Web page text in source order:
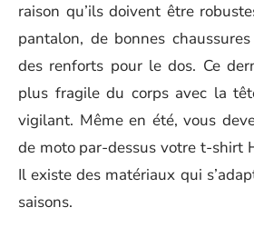
raison qu’ils doivent être
pantalon, de bonnes
des renforts pour le dos. Ce
plus fragile du corps avec la
vigilant. Même en été, vous
de moto par-dessus votre t-shirt
Il existe des matériaux qui
saisons.